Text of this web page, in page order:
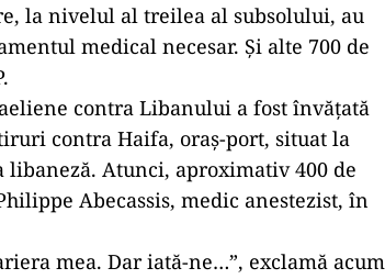
la nivelul al treilea al subsolului, au
medical necesar. Și alte 700 de
contra Libanului a fost învățată
contra Haifa, oraș-port, situat la
Atunci, aproximativ 400 de
Abecassis, medic anestezist, în
mea. Dar iată-ne…”, exclamă acum